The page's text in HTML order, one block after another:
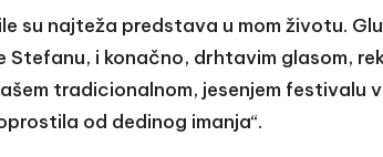
su najteža predstava u mom životu.
Stefanu, i konačno, drhtavim glasom,
tradicionalnom, jesenjem festivalu
od dedinog imanja“.